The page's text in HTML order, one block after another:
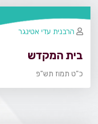
בית המקדש
כ"ט תמוז תש"פ
הרבנית עדי אטינגר